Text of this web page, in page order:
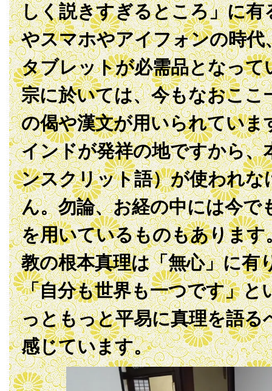
しく説きすぎるところ」に有
やスマホやアイフォンの時代
タブレットが必需品となって
宗に於いては、今もなおここ
の偈や漢文が用いられていま
インドが発祥の地ですから、
ンスクリット語）が使われな
ん。勿論、お経の中には今で
を用いているものもあります
教の根本真理は「無心」に有
「自分も世界も一つです」と
っともっと平易に真理を語る
感じています。